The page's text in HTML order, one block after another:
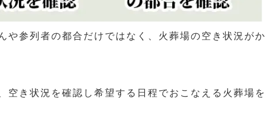
や参列者の都合だけではなく、火葬場の空き状況がか
空き状況を確認し希望する日程でおこなえる火葬場を